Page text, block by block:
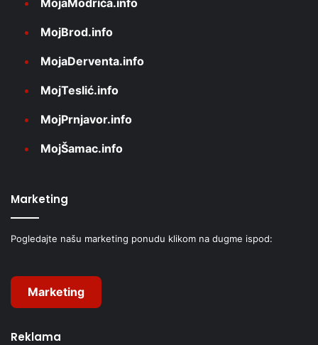
MojBrod.info
MojaDerventa.info
MojTeslić.info
MojPrnjavor.info
MojŠamac.info
Marketing
Pogledajte našu marketing ponudu klikom na dugme ispod:
Marketing
Reklama